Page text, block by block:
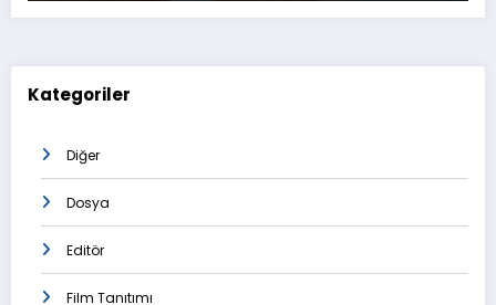
Kategoriler
Diğer
Dosya
Editör
Film Tanıtımı